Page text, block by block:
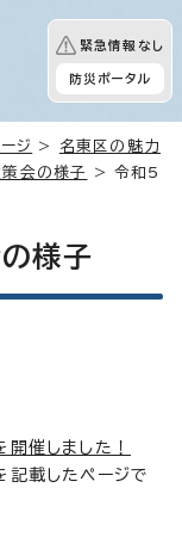
緊急情報なし
防災ポータル
ジ > 名東区の魅力
会の様子
> 令和5
様子
催しました！
載したページで